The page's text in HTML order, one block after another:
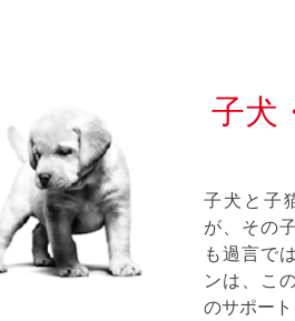
子犬
子犬と子
が、その
も過言で
ンは、こ
のサポー